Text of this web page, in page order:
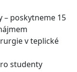
poskytneme 15
v teplické
studenty